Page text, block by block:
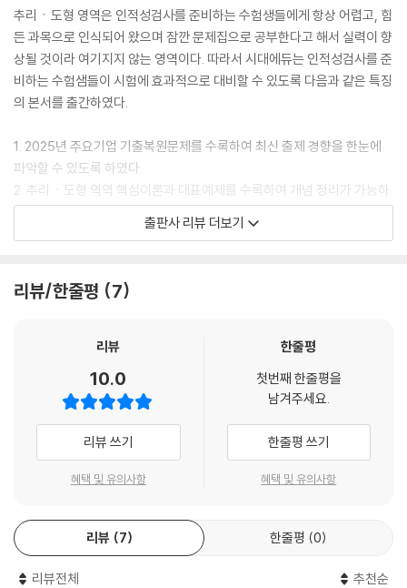
추리ㆍ도형 영역은 인적성검사를 준비하는 수험생들에게 항상 어렵고, 힘
든 과목으로 인식되어 왔으며 잠깐 문제집으로 공부한다고 해서 실력이 향
상될 것이라 여기지지 않는 영역이다. 따라서 시대에듀는 인적성검사를 준
비하는 수험샘들이 시험에 효과적으로 대비할 수 있도록 다음과 같은 특징
의 본서를 출간하였다.
1. 2025년 주요기업 기출복원문제를 수록하여 최신 출제 경향을 한눈에
파악할 수 있도록 하였다.
2. 추리ㆍ도형 역역 핵심이론과 대표예제를 수록하여 개념 정리가 가능하
도록 하였다.
3. 유형풀이를 수록하여 기본 실력을 키울 수 있도록 하였다.
연습하도록 하였다.
출판사 리뷰 더보기
리뷰/한줄평 7
리뷰
10.0
리뷰 쓰기
혜택 및 유의사항
한줄평
첫번째 한줄평을
남겨주세요.
한줄평 쓰기
혜택 및 유의사항
리뷰 7 한줄평 0
리뷰전체 추천순